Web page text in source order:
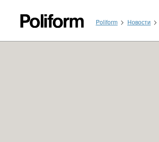
Poliform Новости